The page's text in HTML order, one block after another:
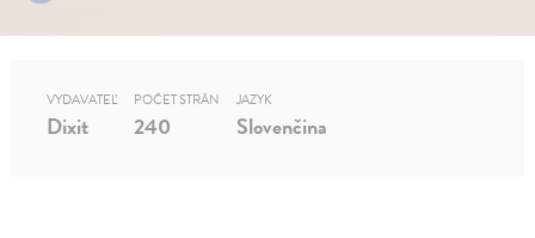
VYDAVATEĽ
Dixit
POČET STRÁN
240
JAZYK
Slovenčina